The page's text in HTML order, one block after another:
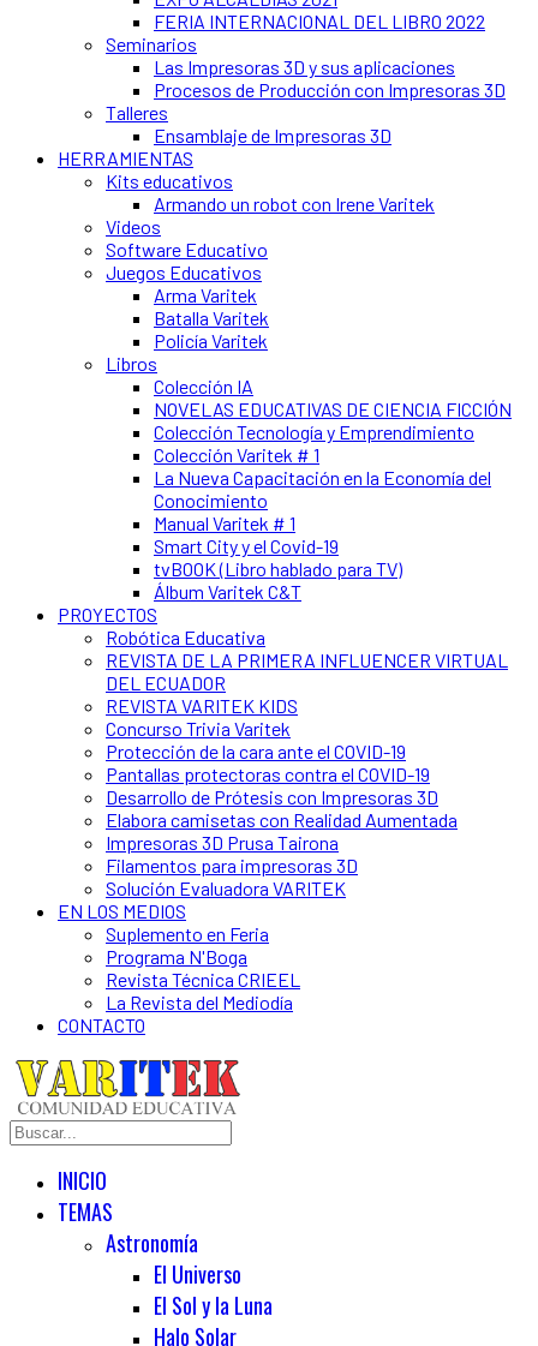
FERIA INTERNACIONAL DEL LIBRO 2022
Seminarios
Las Impresoras 3D y sus aplicaciones
Procesos de Producción con Impresoras 3D
Talleres
Ensamblaje de Impresoras 3D
HERRAMIENTAS
Kits educativos
Armando un robot con Irene Varitek
Videos
Software Educativo
Juegos Educativos
Arma Varitek
Batalla Varitek
Policía Varitek
Libros
Colección IA
NOVELAS EDUCATIVAS DE CIENCIA FICCIÓN
Colección Tecnología y Emprendimiento
Colección Varitek # 1
La Nueva Capacitación en la Economía del
Conocimiento
Manual Varitek # 1
Smart City y el Covid-19
tvBOOK (Libro hablado para TV)
Álbum Varitek C&T
PROYECTOS
Robótica Educativa
REVISTA DE LA PRIMERA INFLUENCER VIRTUAL
DEL ECUADOR
REVISTA VARITEK KIDS
Concurso Trivia Varitek
Protección de la cara ante el COVID-19
Pantallas protectoras contra el COVID-19
Desarrollo de Prótesis con Impresoras 3D
Elabora camisetas con Realidad Aumentada
Impresoras 3D Prusa Tairona
Filamentos para impresoras 3D
Solución Evaluadora VARITEK
EN LOS MEDIOS
Suplemento en Feria
Programa N'Boga
Revista Técnica CRIEEL
La Revista del Mediodía
CONTACTO
INICIO
TEMAS
Astronomía
El Universo
El Sol y la Luna
Halo Solar